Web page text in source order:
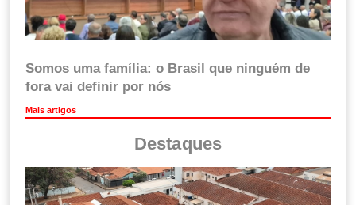
Somos uma família: o Brasil que ninguém de
fora vai definir por nós
Mais artigos
Destaques